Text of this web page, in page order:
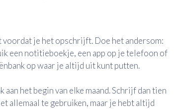
voordat je het opschrijft. Doe het andersom:
een notitieboekje, een app op je telefoon of
op waar je altijd uit kunt putten.
het begin van elke maand. Schrijf dan tien
allemaal te gebruiken, maar je hebt altijd